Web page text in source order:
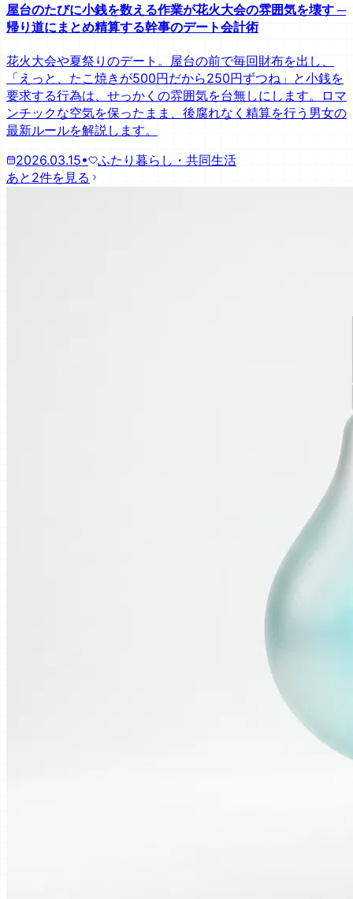
屋台のたびに小銭を数える作業が花火大会の雰囲気を壊す ─
帰り道にまとめ精算する幹事のデート会計術
花火大会や夏祭りのデート。屋台の前で毎回財布を出し、
「えっと、たこ焼きが500円だから250円ずつね」と小銭を
要求する行為は、せっかくの雰囲気を台無しにします。ロマ
ンチックな空気を保ったまま、後腐れなく精算を行う男女の
最新ルールを解説します。
2026.03.15•
ふたり暮らし・共同生活
あと2件を見る